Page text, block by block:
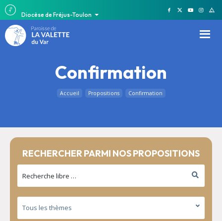
Diocèse de Fréjus-Toulon
Confirmation
Accueil Propositions Confirmation
RECHERCHER PARMI NOS PROPOSITIONS